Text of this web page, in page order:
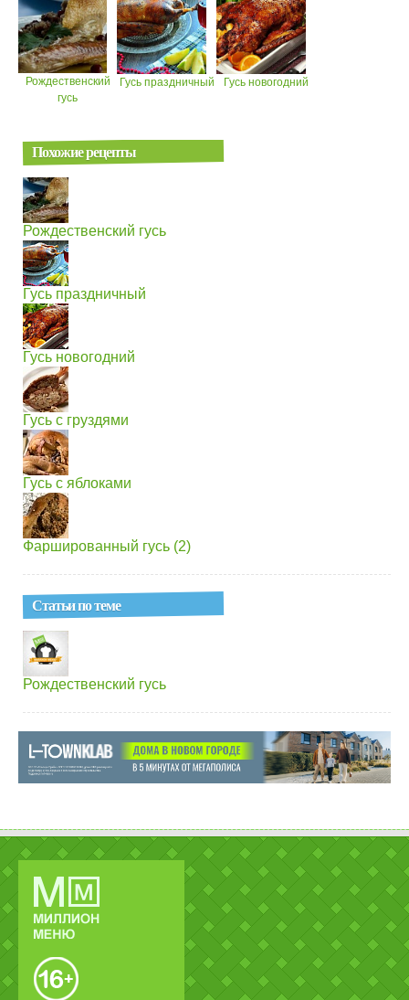
Рождественский
гусь
Гусь праздничный Гусь новогодний
Похожие рецепты
Рождественский гусь
Гусь праздничный
Гусь новогодний
Гусь с груздями
Гусь с яблоками
Фаршированный гусь (2)
Статьи по теме
Рождественский гусь